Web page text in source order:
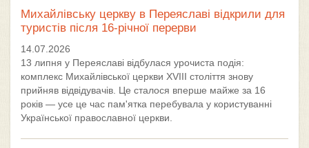
Михайлівську церкву в Переяславі відкрили для
туристів після 16-річної перерви
14.07.2026
13 липня у Переяславі відбулася урочиста подія:
комплекс Михайлівської церкви XVIII століття знову
прийняв відвідувачів. Це сталося вперше майже за 16
років — усе це час пам'ятка перебувала у користуванні
Української православної церкви.